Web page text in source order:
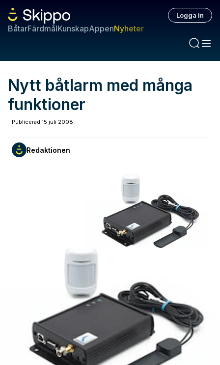
BåtarFärdmålKunskapAppenNyheter
Logga in
Nytt båtlarm med många
funktioner
Publicerad 15 juli 2008
Redaktionen